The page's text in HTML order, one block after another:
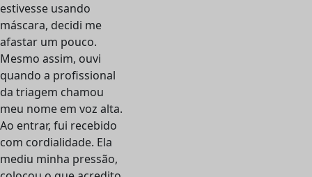
estivesse usando
máscara, decidi me
afastar um pouco.
Mesmo assim, ouvi
quando a profissional
da triagem chamou
meu nome em voz alta.
Ao entrar, fui recebido
com cordialidade. Ela
mediu minha pressão,